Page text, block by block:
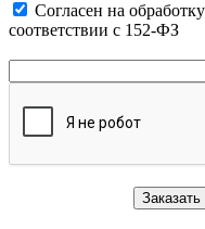
Cогласен на
соответствии с 152-ФЗ